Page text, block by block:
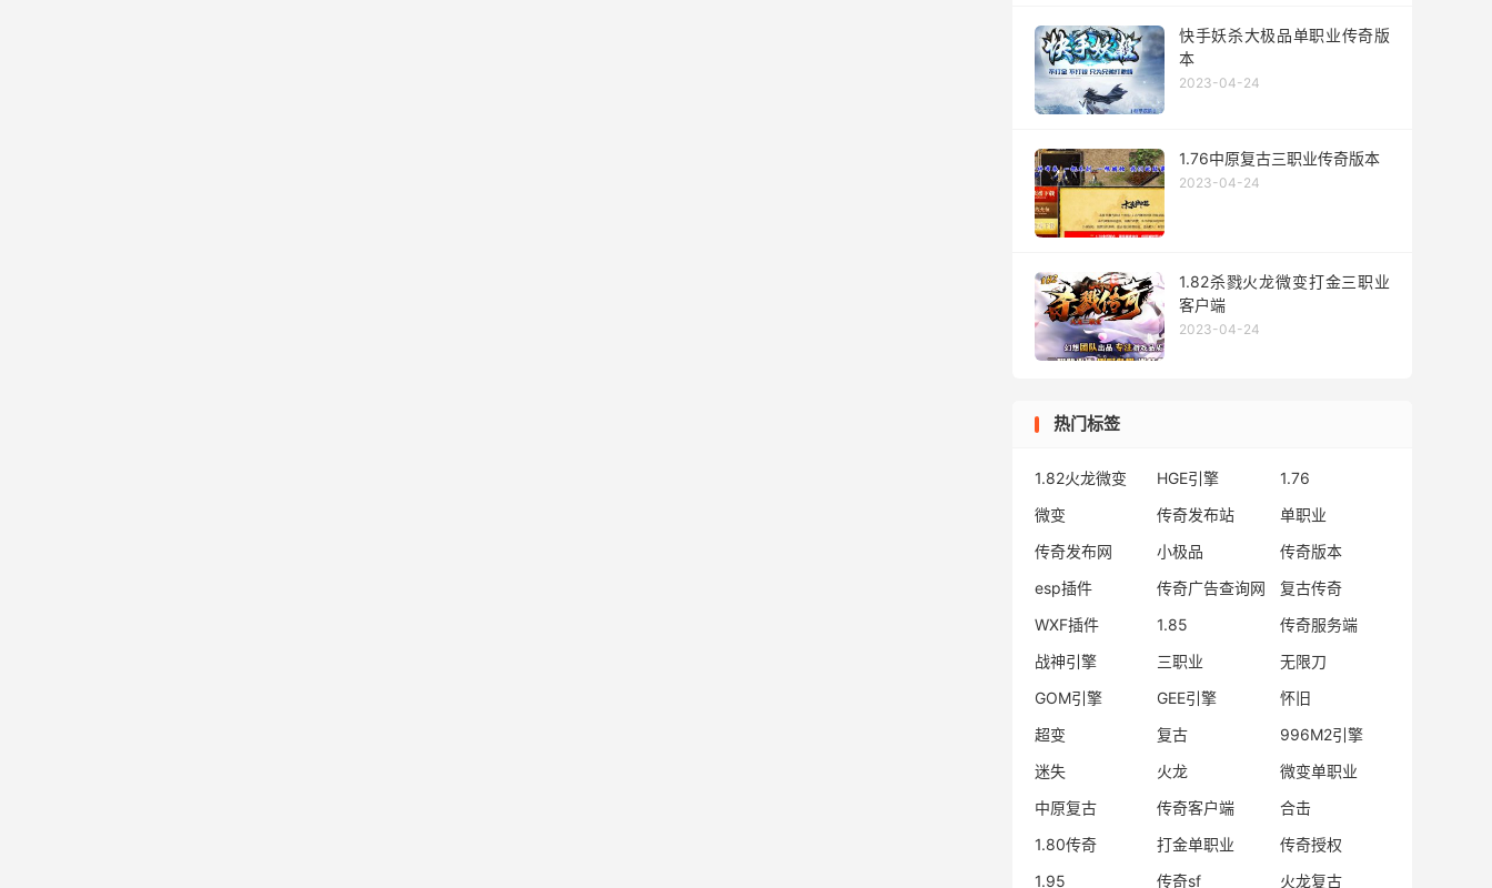
快手妖杀大极品单职业传奇版
本
2023-04-24
1.76中原复古三职业传奇版本
2023-04-24
1.82杀戮火龙微变打金三职业
客户端
2023-04-24
热门标签
1.82火龙微变 HGE引擎
1.76
微变
传奇发布站
单职业
传奇发布网
小极品
传奇版本
esp插件
传奇广告查询网
复古传奇
WXF插件
1.85
传奇服务端
战神引擎
三职业
无限刀
GOM引擎
GEE引擎
怀旧
超变
复古
996M2引擎
迷失
火龙
微变单职业
中原复古
传奇客户端
合击
1.80传奇
打金单职业
传奇授权
1.95
传奇sf 火龙复古